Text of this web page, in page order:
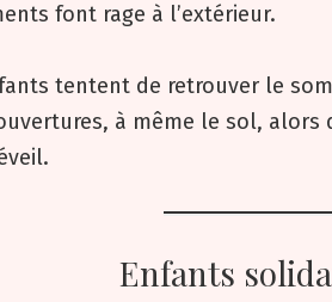
font rage à l’extérieur.
tentent de retrouver le
à même le sol, alors
Enfants